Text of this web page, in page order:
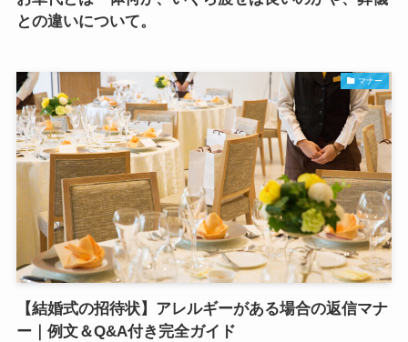
との違いについて。
マナー
【結婚式の招待状】アレルギーがある場合の返信マナ
ー｜例文＆Q&A付き完全ガイド